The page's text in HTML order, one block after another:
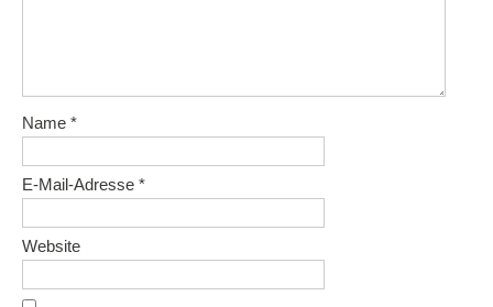
Name *
E-Mail-Adresse *
Website